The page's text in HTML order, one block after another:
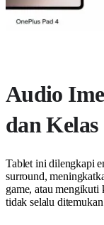
Audio
dan
Tablet ini dilengkapi
surround,
game, atau
tidak selalu